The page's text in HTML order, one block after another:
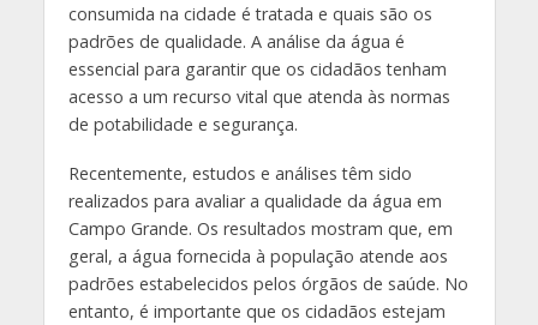
consumida na cidade é tratada e quais são os
padrões de qualidade. A análise da água é
essencial para garantir que os cidadãos tenham
acesso a um recurso vital que atenda às normas
de potabilidade e segurança.
Recentemente, estudos e análises têm sido
realizados para avaliar a qualidade da água em
Campo Grande. Os resultados mostram que, em
geral, a água fornecida à população atende aos
padrões estabelecidos pelos órgãos de saúde. No
entanto, é importante que os cidadãos estejam